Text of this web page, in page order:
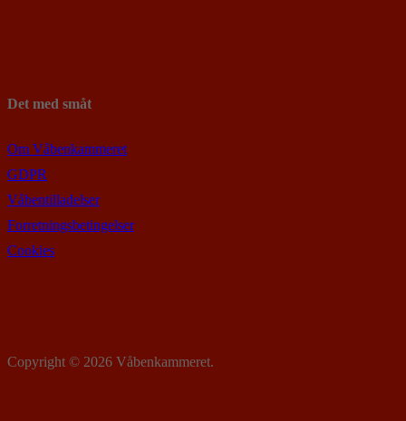
Det med småt
Om Våbenkammeret
GDPR
Våbentilladelser
Forretningsbetingelser
Cookies
Copyright © 2026 Våbenkammeret.